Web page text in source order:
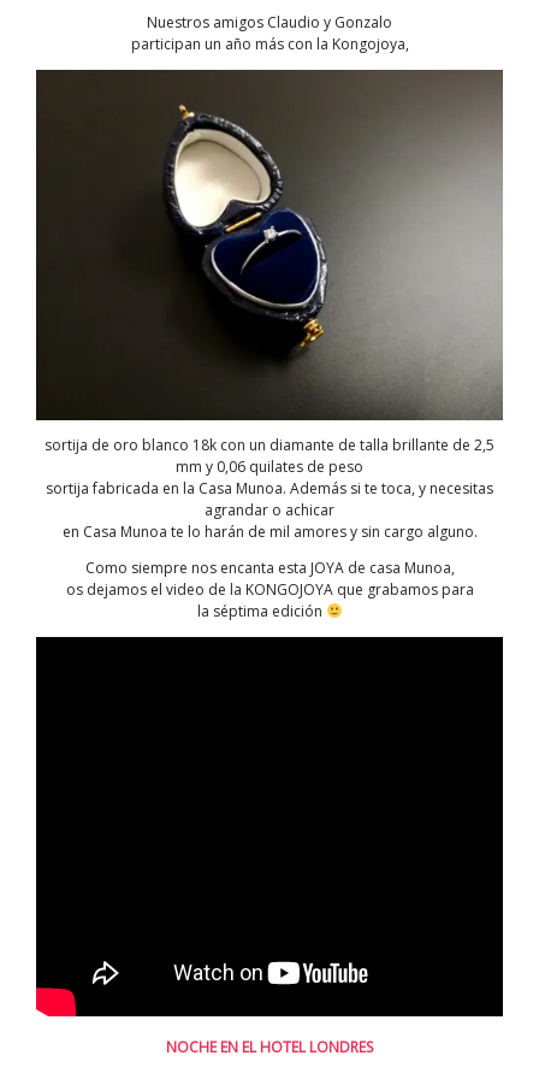
Nuestros amigos Claudio y Gonzalo
participan un año más con la Kongojoya,
sortija de oro blanco 18k con un diamante de talla brillante de 2,5
mm y 0,06 quilates de peso
sortija fabricada en la Casa Munoa. Además si te toca, y necesitas
agrandar o achicar
en Casa Munoa te lo harán de mil amores y sin cargo alguno.
Como siempre nos encanta esta JOYA de casa Munoa,
os dejamos el video de la KONGOJOYA que grabamos para
la séptima edición
NOCHE EN EL HOTEL LONDRES